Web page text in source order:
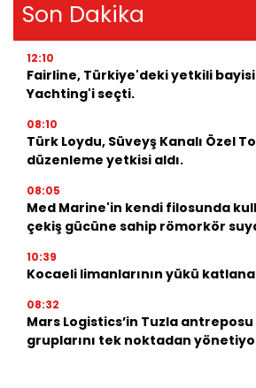
Son Dakika
12:10
Fairline, Türkiye'deki yetkili
Yachting'i seçti.
08:10
Türk Loydu, Süveyş Kanalı Özel
düzenleme yetkisi aldı.
08:05
Med Marine'in kendi filosunda
çekiş gücüne sahip römorkör
10:39
Kocaeli limanlarının yükü
08:32
Mars Logistics’in Tuzla
gruplarını tek noktadan